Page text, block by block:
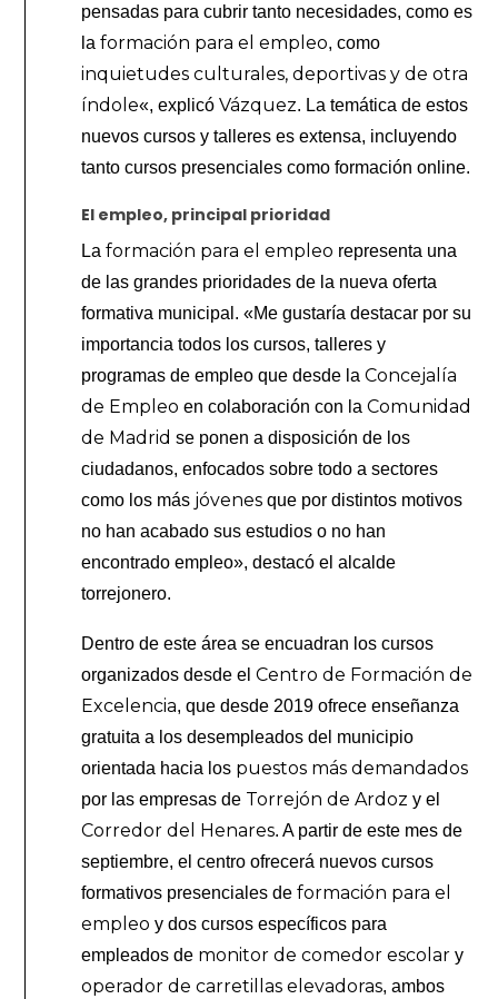
pensadas para cubrir tanto necesidades, como es
laformación para el empleo, como
inquietudes culturales, deportivas y de otra
índole«, explicóVázquez. La temática de estos
nuevos cursos y talleres es extensa, incluyendo
tanto cursos presenciales como formación online.
El empleo, principal prioridad
La formación para el empleo representa una
de las grandes prioridades de la nueva oferta
formativa municipal. «Me gustaría destacar por su
importancia todos los cursos, talleres y
programas de empleo que desde la Concejalía
de Empleo en colaboración con la Comunidad
de Madrid se ponen a disposición de los
ciudadanos, enfocados sobre todo a sectores
como los más jóvenes que por distintos motivos
no han acabado sus estudios o no han
encontrado empleo», destacó el alcalde
torrejonero.
Dentro de este área se encuadran los cursos
organizados desde el Centro de Formación de
Excelencia, que desde 2019 ofrece enseñanza
gratuita a los desempleados del municipio
orientada hacia los puestos más demandados
por las empresas de Torrejón de Ardoz y el
Corredor del Henares. A partir de este mes de
septiembre, el centro ofrecerá nuevos cursos
formativos presenciales de formación para el
empleo y dos cursos específicos para
empleados de monitor de comedor escolar y
operador de carretillas elevadoras, ambos